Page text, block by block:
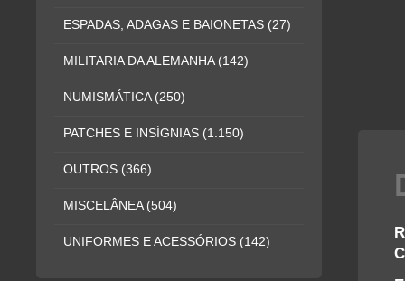
ESPADAS, ADAGAS E BAIONETAS (27)
MILITARIA DA ALEMANHA (142)
NUMISMÁTICA (250)
PATCHES E INSÍGNIAS (1.150)
OUTROS (366)
MISCELÂNEA (504)
UNIFORMES E ACESSÓRIOS (142)